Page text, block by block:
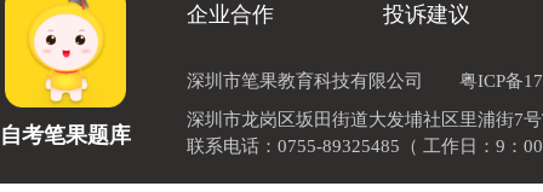
自考笔果题库
企业合作 投诉建议
深圳市笔果教育科技有限公司
粤ICP备
深圳市龙岗区坂田街道大发埔社区里浦街7
联系电话：0755-89325485（ 工作日：9：